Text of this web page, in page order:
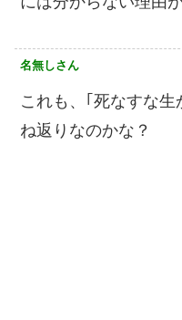
名無しさん
これも、｢死なすな
ね返りなのかな？